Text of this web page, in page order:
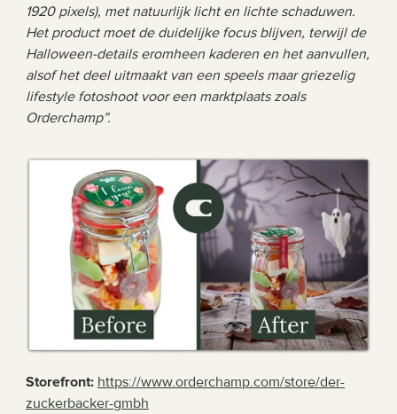
1920 pixels), met natuurlijk licht en lichte schaduwen.
Het product moet de duidelijke focus blijven, terwijl de
Halloween-details eromheen kaderen en het aanvullen,
alsof het deel uitmaakt van een speels maar griezelig
lifestyle fotoshoot voor een marktplaats zoals
Orderchamp”.
Storefront: https://www.orderchamp.com/store/der-
zuckerbacker-gmbh